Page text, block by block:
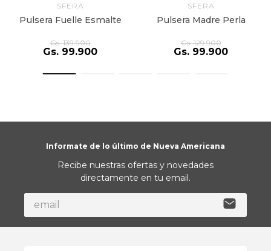
SFERA
Pulsera Fuelle Esmalte
Gs. 139.900
Gs. 99.900
SFERA
Pulsera Madre Perla
Gs. 129.900
Gs. 99.900
Informate de lo último de Nueva Americana
Recibe nuestras ofertas y novedades
directamente en tu email.